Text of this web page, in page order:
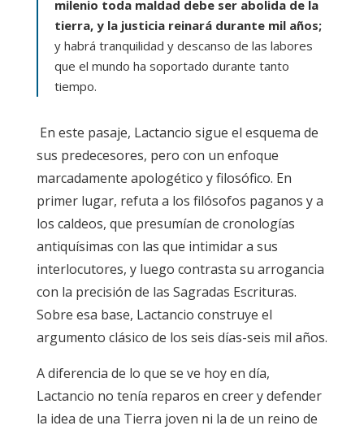
milenio toda maldad debe ser abolida de la
tierra, y la justicia reinará durante mil años;
y habrá tranquilidad y descanso de las labores
que el mundo ha soportado durante tanto
tiempo.
En este pasaje, Lactancio sigue el esquema de
sus predecesores, pero con un enfoque
marcadamente apologético y filosófico. En
primer lugar, refuta a los filósofos paganos y a
los caldeos, que presumían de cronologías
antiquísimas con las que intimidar a sus
interlocutores, y luego contrasta su arrogancia
con la precisión de las Sagradas Escrituras.
Sobre esa base, Lactancio construye el
argumento clásico de los seis días-seis mil años.
A diferencia de lo que se ve hoy en día,
Lactancio no tenía reparos en creer y defender
la idea de una Tierra joven ni la de un reino de